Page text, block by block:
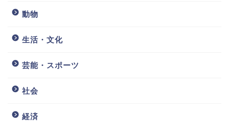
動物
生活・文化
芸能・スポーツ
社会
経済